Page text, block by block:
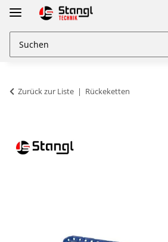
Zurück zur Liste Rückeketten